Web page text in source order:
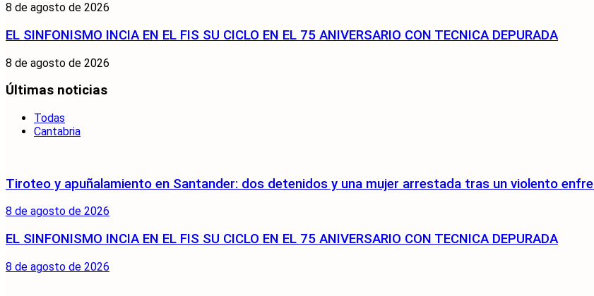
8 de agosto de 2026
EL SINFONISMO INCIA EN EL FIS SU CICLO EN EL 75 ANIVERSARIO CON TECNICA DEPURADA
8 de agosto de 2026
Últimas noticias
Todas
Cantabria
Tiroteo y apuñalamiento en Santander: dos detenidos y una mujer arrestada tras un violento
8 de agosto de 2026
EL SINFONISMO INCIA EN EL FIS SU CICLO EN EL 75 ANIVERSARIO CON TECNICA DEPURADA
8 de agosto de 2026